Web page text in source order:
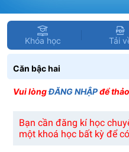
Khóa học Tải
Căn bậc hai
Vui lòngĐĂNG NHẬPđể
Bạn cần đăng kí học
một khoá học bất kỳ để